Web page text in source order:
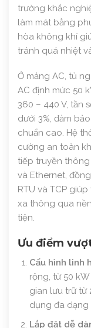
trường khắc
làm mát bằng
hòa không khí
tránh quá nhiệt
Ở mảng AC, tủ
AC định mức 50
360 – 440 V, tần
dưới 3%, đảm
chuẩn cao. Hệ
cường an toàn
tiếp truyền
và Ethernet,
RTU và TCP
xa thông qua
tiện.
Ưu điểm
Cấu hình linh
rộng, từ 50
gian lưu trữ từ
dụng đa dạng
Lắp đặt dễ